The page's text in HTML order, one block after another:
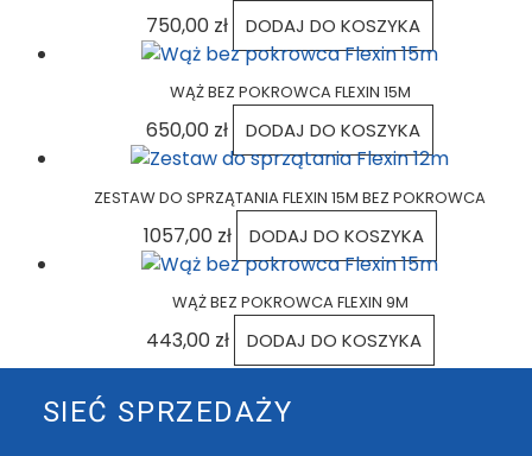
750,00 zł DODAJ DO KOSZYKA
WĄŻ BEZ POKROWCA FLEXIN 15M
650,00 zł DODAJ DO KOSZYKA
ZESTAW DO SPRZĄTANIA FLEXIN 15M BEZ POKROWCA
1057,00 zł DODAJ DO KOSZYKA
WĄŻ BEZ POKROWCA FLEXIN 9M
443,00 zł DODAJ DO KOSZYKA
SIEĆ SPRZEDAŻY